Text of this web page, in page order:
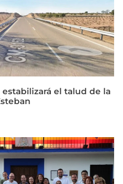
el talud de la